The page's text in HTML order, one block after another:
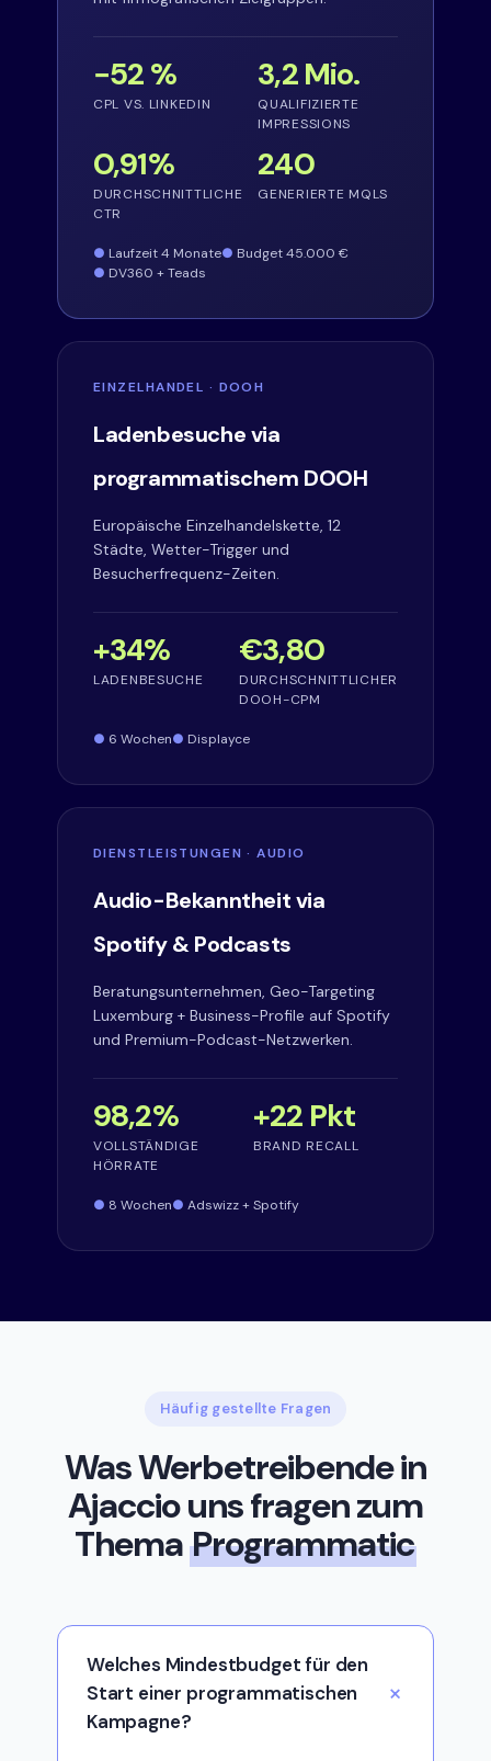
−52 %
CPL VS. LINKEDIN
3,2 Mio.
QUALIFIZIERTE
IMPRESSIONS
0,91%
DURCHSCHNITTLICHE
CTR
240
GENERIERTE MQLS
Laufzeit 4 Monate
Budget 45.000 €
DV360 + Teads
EINZELHANDEL · DOOH
Ladenbesuche via
programmatischem DOOH
Europäische Einzelhandelskette, 12
Städte, Wetter-Trigger und
Besucherfrequenz-Zeiten.
+34%
LADENBESUCHE
€3,80
DURCHSCHNITTLICHER
DOOH-CPM
6 Wochen Displayce
DIENSTLEISTUNGEN · AUDIO
Audio-Bekanntheit via
Spotify & Podcasts
Beratungsunternehmen, Geo-Targeting
Luxemburg + Business-Profile auf Spotify
und Premium-Podcast-Netzwerken.
98,2%
VOLLSTÄNDIGE
HÖRRATE
+22 Pkt
BRAND RECALL
8 Wochen Adswizz + Spotify
Häufig gestellte Fragen
Was Werbetreibende in
Ajaccio uns fragen zum
ThemaProgrammatic
Welches Mindestbudget für den
Start einer programmatischen
Kampagne?